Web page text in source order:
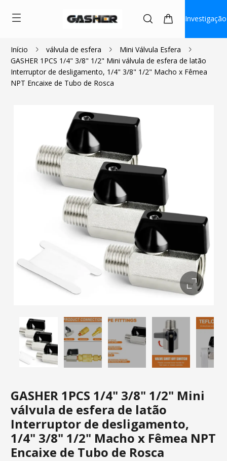
Investigação
Início válvula de esfera
Mini Válvula Esfera
GASHER 1PCS 1/4" 3/8" 1/2" Mini válvula de esfera de latão
Interruptor de desligamento, 1/4" 3/8" 1/2" Macho x Fêmea
NPT Encaixe de Tubo de Rosca
GASHER 1PCS 1/4" 3/8" 1/2" Mini
válvula de esfera de latão
Interruptor de desligamento,
1/4" 3/8" 1/2" Macho x Fêmea NPT
Encaixe de Tubo de Rosca
$4.05